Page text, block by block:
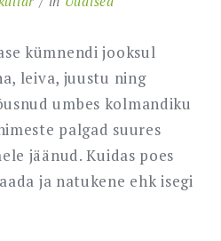
kümnendi jooksul
leiva, juustu ning
umbes kolmandiku
palgad suures
jäänud. Kuidas poes
ja natukene ehk isegi